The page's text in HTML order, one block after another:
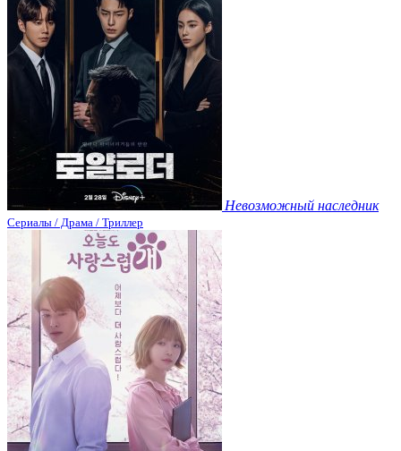
Невозможный наследник
Сериалы / Драма / Триллер